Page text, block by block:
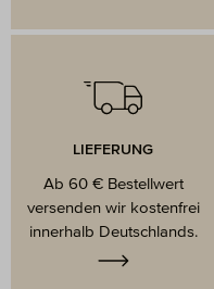
LIEFERUNG
Ab 60 € Bestellwert
versenden wir kostenfrei
innerhalb Deutschlands.